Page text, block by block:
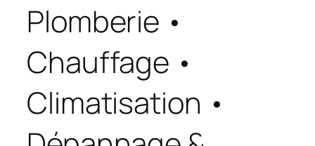
Plomberie •
Chauffage •
Climatisation •